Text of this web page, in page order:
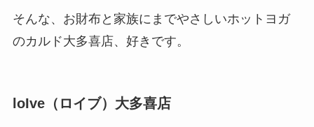
そんな、お財布と家族にまでやさしいホットヨガ
のカルド大多喜店、好きです。
loIve（ロイブ）大多喜店